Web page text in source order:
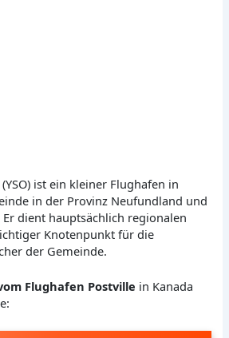
ist ein kleiner Flughafen in
in der Provinz Neufundland und
dient hauptsächlich regionalen
Knotenpunkt für die
der Gemeinde.
Flughafen Postville in Kanada